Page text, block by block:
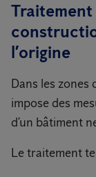
l’origine
Dans les zones
impose des
d’un bâtiment
Le traitement